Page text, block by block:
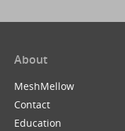
About
MeshMellow
Contact
Education